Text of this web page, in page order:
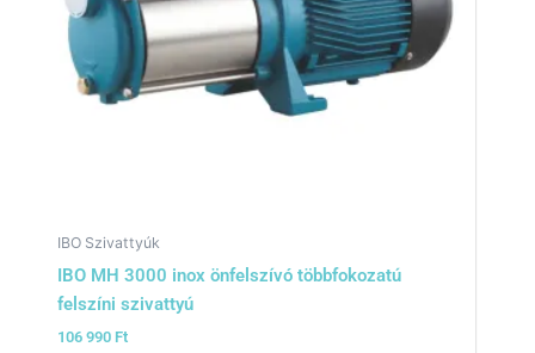
IBO Szivattyúk
IBO MH 3000 inox önfelszívó többfokozatú
felszíni szivattyú
106 990 Ft